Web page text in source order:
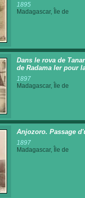
1895
Madagascar, Île de
Dans le rova de
de Radama Ier pour
1897
Madagascar, Île de
Anjozoro. Passage
1897
Madagascar, Île de